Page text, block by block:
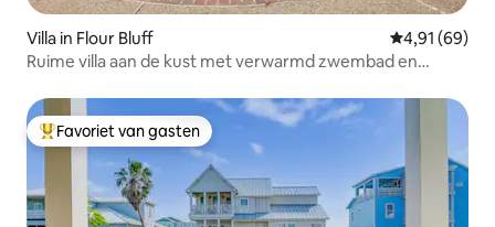
Villa in Flour Bluff Gemiddelde
4,91 (69)
Ruime villa aan de kust met verwarmd zwembad en
Topfavoriet van gasten
Favoriet van gasten